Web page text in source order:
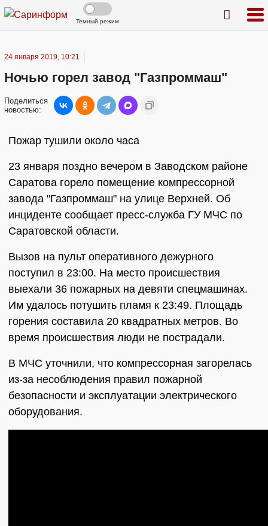
Темный режим
24 января 2019, 10:21
Ночью горел завод "Газпроммаш"
Поделиться
новостью:
Пожар тушили около часа
23 января поздно вечером в Заводском районе
Саратова горело помещение компрессорной
завода "Газпроммаш" на улице Верхней. Об
инциденте сообщает пресс-служба ГУ МЧС по
Саратовской области.
Вызов на пульт оперативного дежурного
поступил в 23:00. На место происшествия
выехали 36 пожарных на девяти спецмашинах.
Им удалось потушить пламя к 23:49. Площадь
горения составила 20 квадратных метров. Во
время происшествия люди не пострадали.
В МЧС уточнили, что компрессорная загорелась
из-за несоблюдения правил пожарной
безопасности и эксплуатации электрического
оборудования.